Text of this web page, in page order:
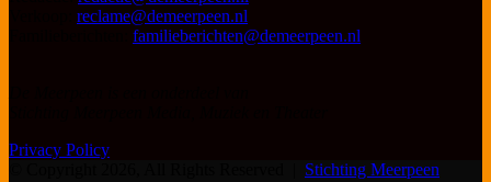
reclame@demeerpeen.nl
familieberichten@demeerpeen.nl
Privacy Policy
Stichting Meerpeen